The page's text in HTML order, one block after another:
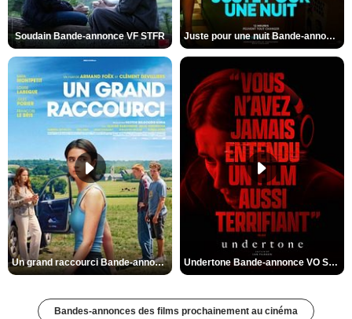
Soudain Bande-annonce VF STFR Juste pour une nuit Bande-annonce VO STFR
Un grand raccourci Bande-annonce VF Undertone Bande-annonce VO STFR
Bandes-annonces des films prochainement au cinéma